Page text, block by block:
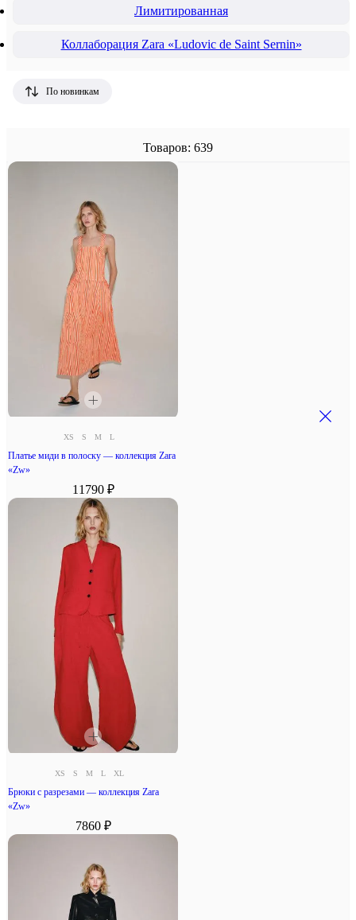
Лимитированная
Коллаборация Zara «Ludovic de Saint Sernin»
По новинкам
Товаров: 639
XS S M L
Платье миди в полоску — коллекция Zara
«Zw»
11790 ₽
XS S M L XL
Брюки с разрезами — коллекция Zara
«Zw»
7860 ₽